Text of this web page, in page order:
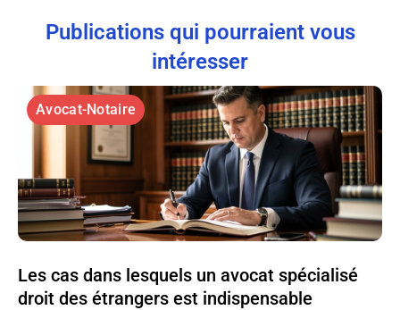
Publications qui pourraient vous
intéresser
Avocat-Notaire
Les cas dans lesquels un avocat spécialisé
droit des étrangers est indispensable